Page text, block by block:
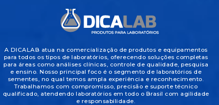
A DICALAB atua na comercialização de produtos e equipamentos
para todos os tipos de laboratórios, oferecendo soluções completas
para áreas como análises clínicas, controle de qualidade, pesquisa
e ensino. Nosso principal foco é o segmento de laboratórios de
sementes, no qual temos ampla experiência e reconhecimento.
Trabalhamos com compromisso, precisão e suporte técnico
qualificado, atendendo laboratórios em todo o Brasil com agilidade
e responsabilidade.